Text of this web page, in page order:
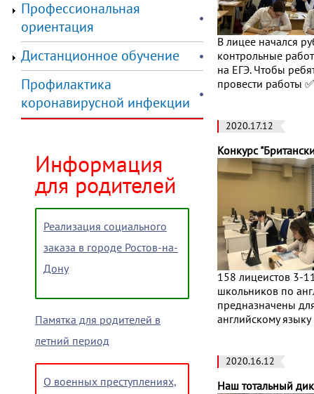
Профессиональная
ориентация
Дистанционное обучение
Профилактика
коронавирусной инфекции
Информация
для родителей
Реализация социального
заказа в городе Ростов-на-
Дону
Памятка для родителей в
летний период
О военных преступлениях,
В лицее начался
контрольные
на ЕГЭ. Чтобы
провести работы
2020.17.12
Конкурс
158 лицеистов 3-
школьников по
предназначены
английскому
2020.16.12
Наш тотальный